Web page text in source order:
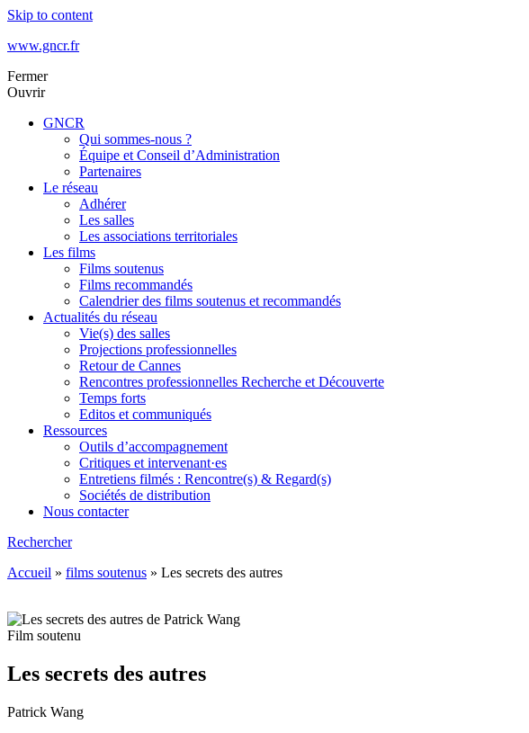
Skip to content
www.gncr.fr
Fermer
Ouvrir
GNCR
Qui sommes-nous ?
Équipe et Conseil d’Administration
Partenaires
Le réseau
Adhérer
Les salles
Les associations territoriales
Les films
Films soutenus
Films recommandés
Calendrier des films soutenus et recommandés
Actualités du réseau
Vie(s) des salles
Projections professionnelles
Retour de Cannes
Rencontres professionnelles Recherche et Découverte
Temps forts
Editos et communiqués
Ressources
Outils d’accompagnement
Critiques et intervenant·es
Entretiens filmés : Rencontre(s) & Regard(s)
Sociétés de distribution
Nous contacter
Rechercher
Accueil » films soutenus » Les secrets des autres
Film soutenu
Les secrets des autres
Patrick Wang